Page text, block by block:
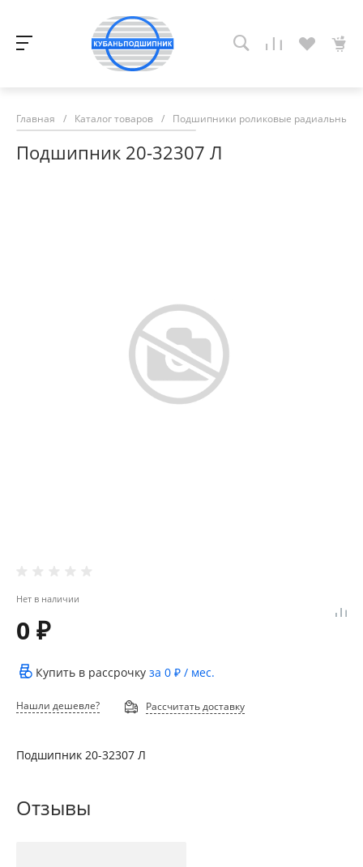
Главная / Каталог товаров / Подшипники роликовые радиальные
Подшипник 20-32307 Л
Нет в наличии
0 ₽
Купить в рассрочку за 0 ₽ / мес.
Нашли дешевле? Рассчитать доставку
Подшипник 20-32307 Л
Отзывы